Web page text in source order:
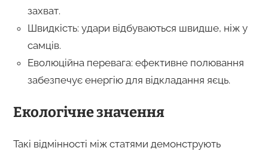
захват.
Швидкість: удари відбуваються швидше, ніж у
самців.
Еволюційна перевага: ефективне полювання
забезпечує енергію для відкладання яєць.
Екологічне значення
Такі відмінності між статями демонструють